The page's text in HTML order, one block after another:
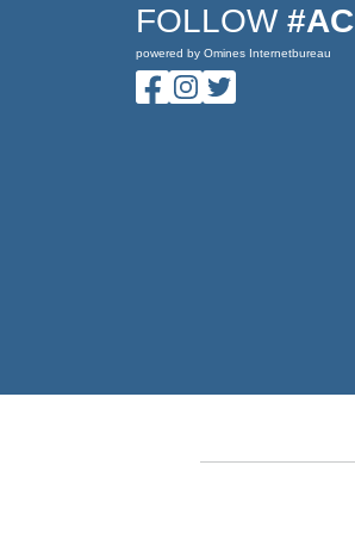
FOLLOW #AC
powered by Omines Internetbureau